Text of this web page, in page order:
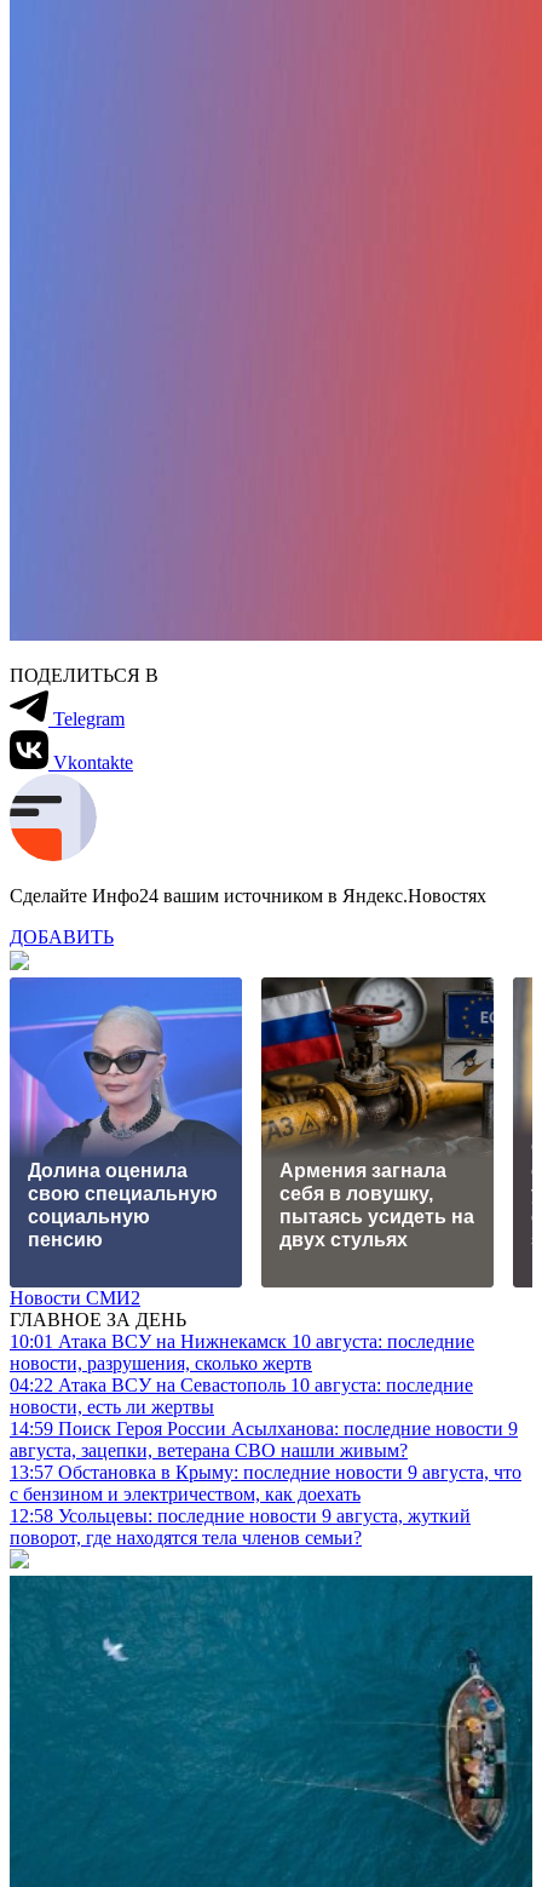
ПОДЕЛИТЬСЯ В
Telegram
Vkontakte
Сделайте Инфо24 вашим источником в Яндекс.Новостях
ДОБАВИТЬ
Долина оценила
свою специальную
социальную
пенсию
Армения загнала
себя в ловушку,
пытаясь усидеть на
двух стульях
Новости СМИ2
ГЛАВНОЕ ЗА ДЕНЬ
10:01 Атака ВСУ на Нижнекамск 10 августа: последние
новости, разрушения, сколько жертв
04:22 Атака ВСУ на Севастополь 10 августа: последние
новости, есть ли жертвы
14:59 Поиск Героя России Асылханова: последние новости 9
августа, зацепки, ветерана СВО нашли живым?
13:57 Обстановка в Крыму: последние новости 9 августа, что
с бензином и электричеством, как доехать
12:58 Усольцевы: последние новости 9 августа, жуткий
поворот, где находятся тела членов семьи?